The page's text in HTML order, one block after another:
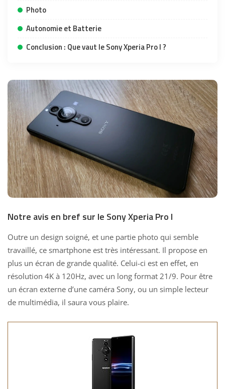
Photo
Autonomie et Batterie
Conclusion : Que vaut le Sony Xperia Pro I ?
Notre avis en bref sur le Sony Xperia Pro I
Outre un design soigné, et une partie photo qui semble
travaillé, ce smartphone est très intéressant. Il propose en
plus un écran de grande qualité. Celui-ci est en effet, en
résolution 4K à 120Hz, avec un long format 21/9. Pour être
un écran externe d’une caméra Sony, ou un simple lecteur
de multimédia, il saura vous plaire.